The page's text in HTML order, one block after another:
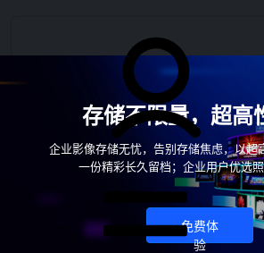
存储不限量，超高
企业影像存储无忧，告别存储焦虑，以超
一份精彩长久留档；企业用户优选
免费体
验